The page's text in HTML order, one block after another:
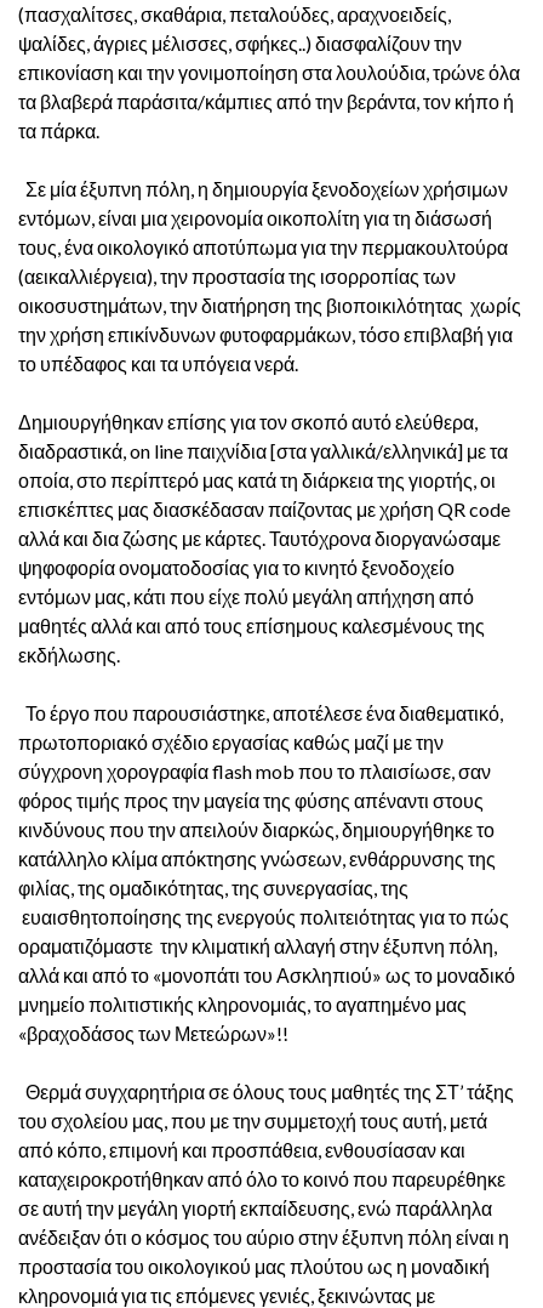
(πασχαλίτσες, σκαθάρια, πεταλούδες, αραχνοειδείς,
ψαλίδες, άγριες μέλισσες, σφήκες..) διασφαλίζουν την
επικονίαση και την γονιμοποίηση στα λουλούδια, τρώνε όλα
τα βλαβερά παράσιτα/κάμπιες από την βεράντα, τον κήπο ή
τα πάρκα.
Σε μία έξυπνη πόλη, η δημιουργία ξενοδοχείων χρήσιμων
εντόμων, είναι μια χειρονομία οικοπολίτη για τη διάσωσή
τους, ένα οικολογικό αποτύπωμα για την περμακουλτούρα
(αεικαλλιέργεια), την προστασία της ισορροπίας των
οικοσυστημάτων, την διατήρηση της βιοποικιλότητας χωρίς
την χρήση επικίνδυνων φυτοφαρμάκων, τόσο επιβλαβή για
το υπέδαφος και τα υπόγεια νερά.
Δημιουργήθηκαν επίσης για τον σκοπό αυτό ελεύθερα,
διαδραστικά, on line παιχνίδια [στα γαλλικά/ελληνικά] με τα
οποία, στο περίπτερό μας κατά τη διάρκεια της γιορτής, οι
επισκέπτες μας διασκέδασαν παίζοντας με χρήση QR code
αλλά και δια ζώσης με κάρτες. Ταυτόχρονα διοργανώσαμε
ψηφοφορία ονοματοδοσίας για το κινητό ξενοδοχείο
εντόμων μας, κάτι που είχε πολύ μεγάλη απήχηση από
μαθητές αλλά και από τους επίσημους καλεσμένους της
εκδήλωσης.
Το έργο που παρουσιάστηκε, αποτέλεσε ένα διαθεματικό,
πρωτοποριακό σχέδιο εργασίας καθώς μαζί με την
σύγχρονη χορογραφία flash mob που το πλαισίωσε, σαν
φόρος τιμής προς την μαγεία της φύσης απέναντι στους
κινδύνους που την απειλούν διαρκώς, δημιουργήθηκε το
κατάλληλο κλίμα απόκτησης γνώσεων, ενθάρρυνσης της
φιλίας, της ομαδικότητας, της συνεργασίας, της
ευαισθητοποίησης της ενεργούς πολιτειότητας για το πώς
οραματιζόμαστε την κλιματική αλλαγή στην έξυπνη πόλη,
αλλά και από το «μονοπάτι του Ασκληπιού» ως το μοναδικό
μνημείο πολιτιστικής κληρονομιάς, το αγαπημένο μας
«βραχοδάσος των Μετεώρων»!!
Θερμά συγχαρητήρια σε όλους τους μαθητές της ΣΤ’ τάξης
του σχολείου μας, που με την συμμετοχή τους αυτή, μετά
από κόπο, επιμονή και προσπάθεια, ενθουσίασαν και
καταχειροκροτήθηκαν από όλο το κοινό που παρευρέθηκε
σε αυτή την μεγάλη γιορτή εκπαίδευσης, ενώ παράλληλα
ανέδειξαν ότι ο κόσμος του αύριο στην έξυπνη πόλη είναι η
προστασία του οικολογικού μας πλούτου ως η μοναδική
κληρονομιά για τις επόμενες γενιές, ξεκινώντας με